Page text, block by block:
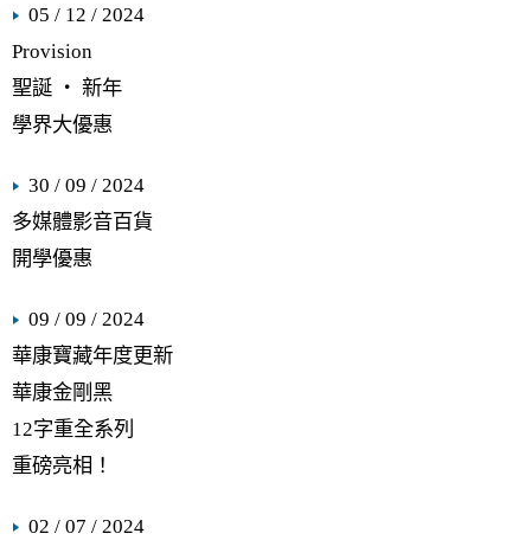
05 / 12 / 2024
Provision
聖誕 ‧ 新年
學界大優惠
30 / 09 / 2024
多媒體影音百貨
開學優惠
09 / 09 / 2024
華康寶藏年度更新
華康金剛黑
12字重全系列
重磅亮相！
02 / 07 / 2024